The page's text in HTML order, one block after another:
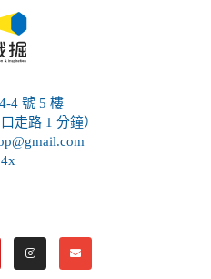
4 號 5 樓
走路 1 分鐘）